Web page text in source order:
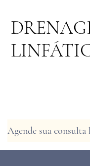
Agende sua consulta